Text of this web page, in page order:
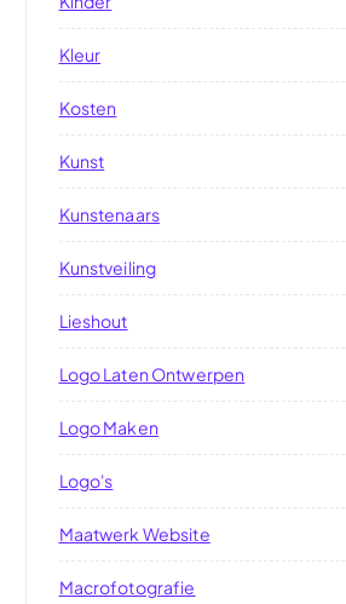
Kleur
Kosten
Kunst
Kunstenaars
Kunstveiling
Lieshout
Logo Laten Ontwerpen
Logo Maken
Logo's
Maatwerk Website
Macrofotografie